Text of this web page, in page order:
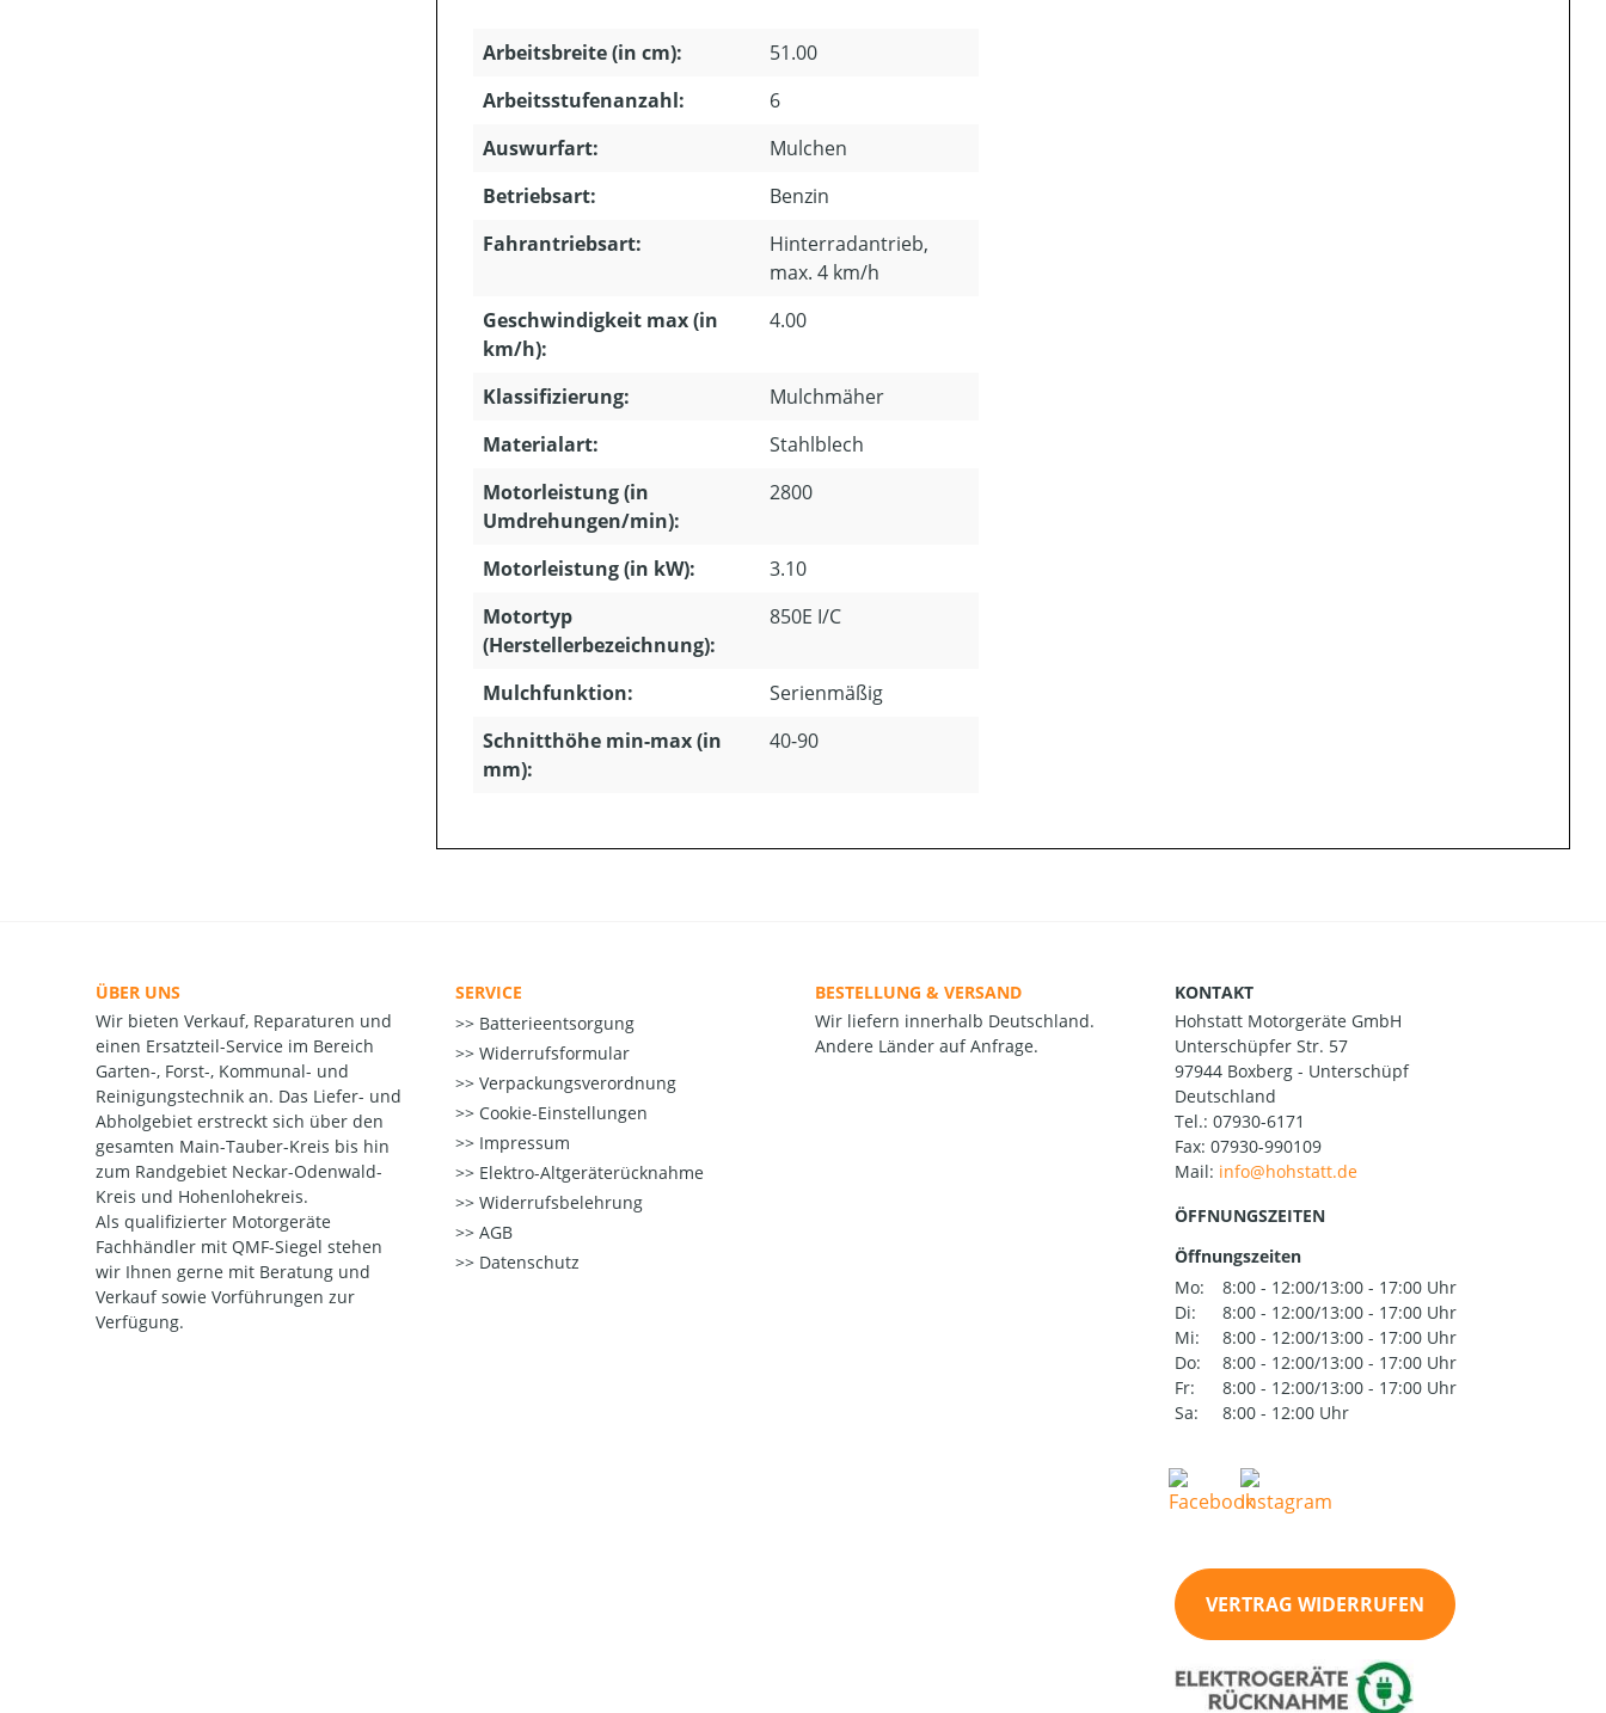
Arbeitsbreite (in cm):
51.00
Arbeitsstufenanzahl:
6
Auswurfart:
Mulchen
Betriebsart:
Benzin
Fahrantriebsart:
Hinterradantrieb,
max. 4 km/h
Geschwindigkeit max (in
km/h):
4.00
Klassifizierung:
Mulchmäher
Materialart:
Stahlblech
Motorleistung (in
Umdrehungen/min):
2800
Motorleistung (in kW):
3.10
Motortyp
(Herstellerbezeichnung):
850E I/C
Mulchfunktion:
Serienmäßig
Schnitthöhe min-max (in
mm):
40-90
ÜBER UNS
Wir bieten Verkauf, Reparaturen und
einen Ersatzteil-Service im Bereich
Garten-, Forst-, Kommunal- und
Reinigungstechnik an. Das Liefer- und
Abholgebiet erstreckt sich über den
gesamten Main-Tauber-Kreis bis hin
zum Randgebiet Neckar-Odenwald-
Kreis und Hohenlohekreis.
Als qualifizierter Motorgeräte
Fachhändler mit QMF-Siegel stehen
wir Ihnen gerne mit Beratung und
Verkauf sowie Vorführungen zur
Verfügung.
SERVICE
Batterieentsorgung
Widerrufsformular
Verpackungsverordnung
Cookie-Einstellungen
Impressum
Elektro-Altgeräterücknahme
Widerrufsbelehrung
AGB
Datenschutz
BESTELLUNG & VERSAND
Wir liefern innerhalb Deutschland.
Andere Länder auf Anfrage.
KONTAKT
Hohstatt Motorgeräte GmbH
Unterschüpfer Str. 57
97944 Boxberg - Unterschüpf
Deutschland
Tel.: 07930-6171
Fax: 07930-990109
Mail:
ÖFFNUNGSZEITEN
Öffnungszeiten
Mo:
8:00 - 12:00/13:00 - 17:00 Uhr
Di:
8:00 - 12:00/13:00 - 17:00 Uhr
Mi:
8:00 - 12:00/13:00 - 17:00 Uhr
Do:
8:00 - 12:00/13:00 - 17:00 Uhr
Fr:
8:00 - 12:00/13:00 - 17:00 Uhr
Sa:
8:00 - 12:00 Uhr
VERTRAG WIDERRUFEN